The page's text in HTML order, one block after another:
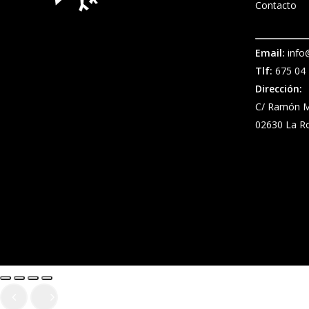
Contacto
Email:
Tlf: 675 04
Dirección:
C/ Ramón
02630 La